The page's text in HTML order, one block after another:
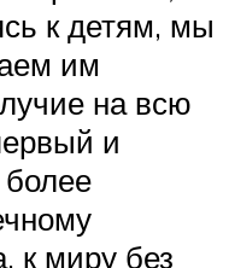
к детям, мы
им
на всю
и
к миру без